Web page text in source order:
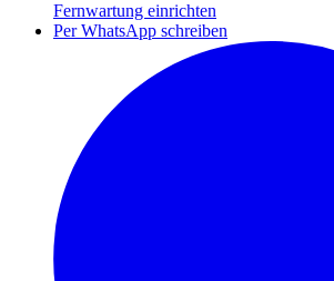
Fernwartung einrichten
Per WhatsApp schreiben